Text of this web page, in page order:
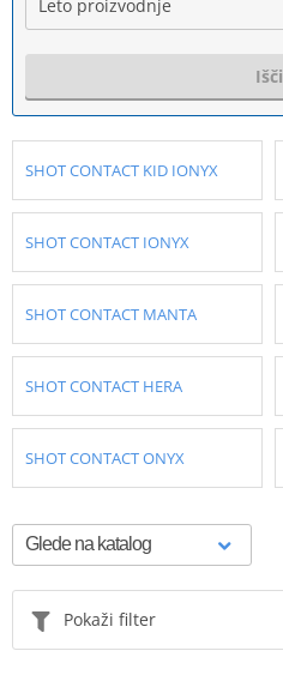
Leto proizvodnje
Išči
SHOT CONTACT KID IONYX
SHOT CONTACT IONYX
SHOT CONTACT MANTA
SHOT CONTACT HERA
SHOT CONTACT ONYX
Pokaži filter